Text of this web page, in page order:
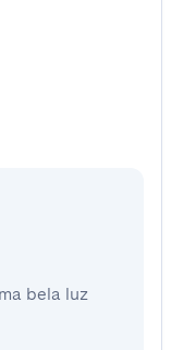
bela luz